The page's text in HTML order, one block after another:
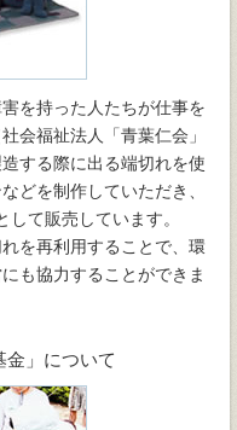
を持った人たちが仕事を
会福祉法人「青葉仁会」
する際に出る端切れを使
どを制作していただき、
て販売しています。
を再利用することで、環
も協力することができま
」について